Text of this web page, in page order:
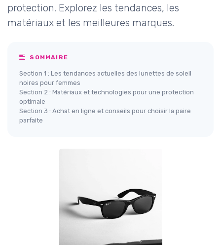
protection. Explorez les tendances, les
matériaux et les meilleures marques.
SOMMAIRE
Section 1 : Les tendances actuelles des lunettes de soleil
noires pour femmes
Section 2 : Matériaux et technologies pour une protection
optimale
Section 3 : Achat en ligne et conseils pour choisir la paire
parfaite